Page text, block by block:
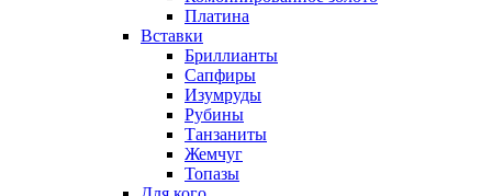
Платина
Вставки
Бриллианты
Сапфиры
Изумруды
Рубины
Танзаниты
Жемчуг
Топазы